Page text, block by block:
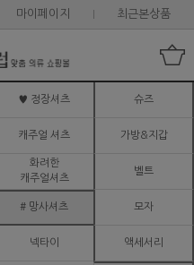
마이페이지 최근본상품
♥ 정장셔츠 슈즈
캐주얼 셔츠 가방&지갑
화려한
캐주얼셔츠
벨트
# 망사셔츠 모자
넥타이 액세서리